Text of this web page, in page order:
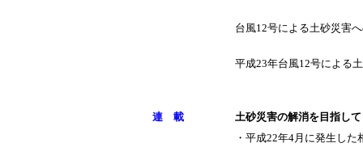
台風12号による土砂災害
平成23年台風12号による
連 載
土砂災害の解消を目指して
・平成22年4月に発生し